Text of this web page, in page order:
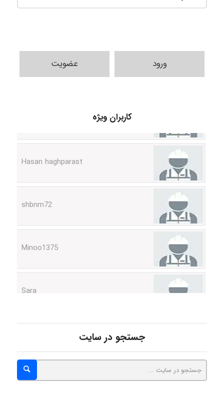
ورود عضویت
کاربران ویژه
vali
جستجو در سایت